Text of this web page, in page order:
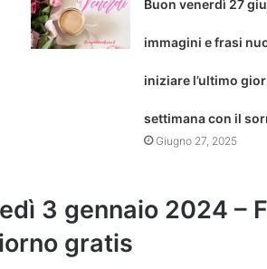
Buon venerdì 27
immagini e frasi
iniziare l’ultimo
settimana con il
Giugno 27, 2025
3 gennaio 2024 –
gratis